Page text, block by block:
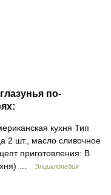
по-
кухня Тип
2 шт., масло сливочное
приготовления: В
…
Энциклопедия